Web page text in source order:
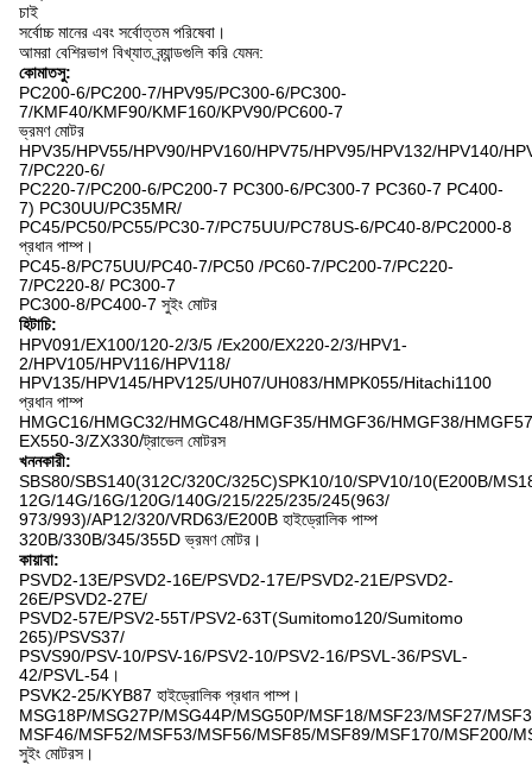
চাই
সর্বোচ্চ মানের এবং সর্বোত্তম পরিষেবা।
আমরা বেশিরভাগ বিখ্যাত ব্র্যান্ডগুলি করি যেমন:
কোমাতসু:
PC200-6/PC200-7/HPV95/PC300-6/PC300-
7/KMF40/KMF90/KMF160/KPV90/PC600-7
ভ্রমণ মোটর
HPV35/HPV55/HPV90/HPV160/HPV75/HPV95/HPV132/HPV140/
7/PC220-6/
PC220-7/PC200-6/PC200-7 PC300-6/PC300-7 PC360-7 PC400-
7) PC30UU/PC35MR/
PC45/PC50/PC55/PC30-7/PC75UU/PC78US-6/PC40-8/PC2000-8
প্রধান পাম্প।
PC45-8/PC75UU/PC40-7/PC50 /PC60-7/PC200-7/PC220-
7/PC220-8/ PC300-7
PC300-8/PC400-7 সুইং মোটর
হিটাচি:
HPV091/EX100/120-2/3/5 /Ex200/EX220-2/3/HPV1-
2/HPV105/HPV116/HPV118/
HPV135/HPV145/HPV125/UH07/UH083/HMPK055/Hitachi1100
প্রধান পাম্প
HMGC16/HMGC32/HMGC48/HMGF35/HMGF36/HMGF38/
EX550-3/ZX330/ট্রাভেল মোটরস
খননকারী:
SBS80/SBS140(312C/320C/325C)SPK10/10/SPV10/10(E200B/
12G/14G/16G/120G/140G/215/225/235/245(963/
973/993)/AP12/320/VRD63/E200B হাইড্রোলিক পাম্প
320B/330B/345/355D ভ্রমণ মোটর।
কায়াবা:
PSVD2-13E/PSVD2-16E/PSVD2-17E/PSVD2-21E/PSVD2-
26E/PSVD2-27E/
PSVD2-57E/PSV2-55T/PSV2-63T(Sumitomo120/Sumitomo
265)/PSVS37/
PSVS90/PSV-10/PSV-16/PSV2-10/PSV2-16/PSVL-36/PSVL-
42/PSVL-54।
PSVK2-25/KYB87 হাইড্রোলিক প্রধান পাম্প।
MSG18P/MSG27P/MSG44P/MSG50P/MSF18/MSF23/MSF27/
MSF46/MSF52/MSF53/MSF56/MSF85/MSF89/MSF170/MSF200/
সুইং মোটরস।